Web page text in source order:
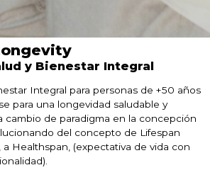
y Bienestar Integral
Integral para personas de +50 años
para una longevidad saludable y
cambio de paradigma en la concepción
del concepto de Lifespan
a Healthspan, (expectativa de vida con